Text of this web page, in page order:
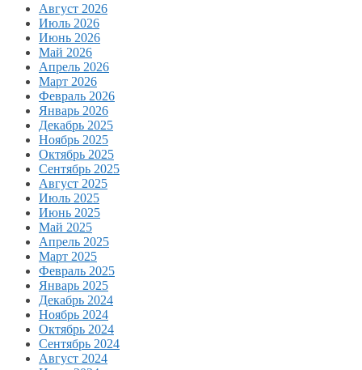
Август 2026
Июль 2026
Июнь 2026
Май 2026
Апрель 2026
Март 2026
Февраль 2026
Январь 2026
Декабрь 2025
Ноябрь 2025
Октябрь 2025
Сентябрь 2025
Август 2025
Июль 2025
Июнь 2025
Май 2025
Апрель 2025
Март 2025
Февраль 2025
Январь 2025
Декабрь 2024
Ноябрь 2024
Октябрь 2024
Сентябрь 2024
Август 2024